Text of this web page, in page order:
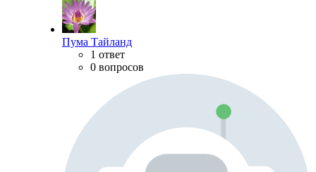
Пума Тайланд
1 ответ
0 вопросов